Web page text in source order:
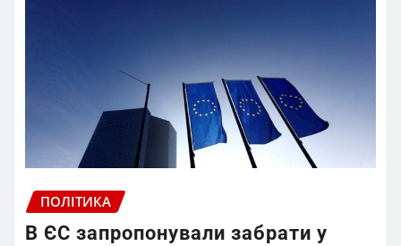
ПОЛІТИКА
В ЄС запропонували забрати у